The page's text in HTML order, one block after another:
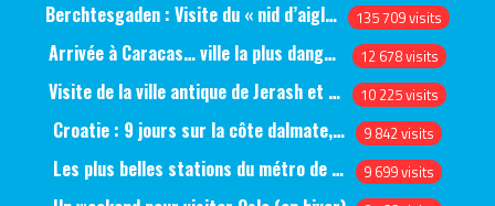
Berchtesgaden : Visite du « nid d’aigle » et des bunkers d’Hitler 135 709 visits
Arrivée à Caracas… ville la plus dangereuse du monde (jour 1) 12 678 visits
Visite de la ville antique de Jerash et du château d’Ajlun (jour 1) 10 225 visits
Croatie : 9 jours sur la côte dalmate, de Split à Dubrovnik, en passant par Hvar et Mjlet 9 842 visits
Les plus belles stations du métro de Saint-Pétersbourg 9 699 visits